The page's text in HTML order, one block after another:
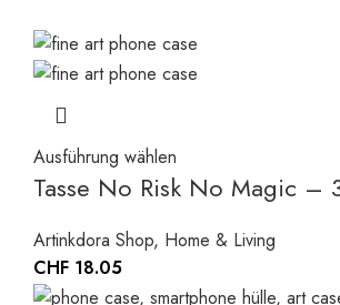
Ausführung wählen
Tasse No Risk No Magic –
Artinkdora Shop, Home & Living
CHF 18.05